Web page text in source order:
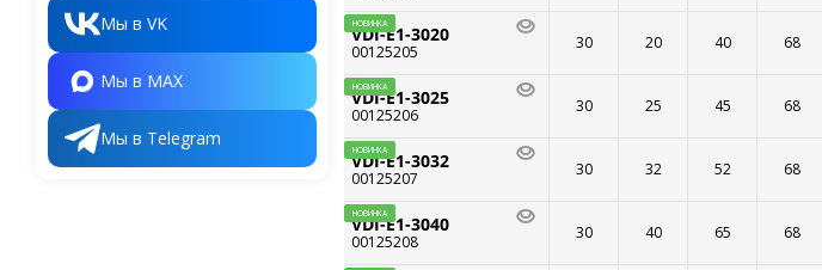
НОВИНКА
VDI-E1-3020
00125205 30 20 40 68
НОВИНКА
VDI-E1-3025
00125206 30 25 45 68
НОВИНКА
VDI-E1-3032
00125207 30 32 52 68
НОВИНКА
VDI-E1-3040
00125208 30 40 65 68
Мы в VK
Мы в MAX
Мы в Telegram